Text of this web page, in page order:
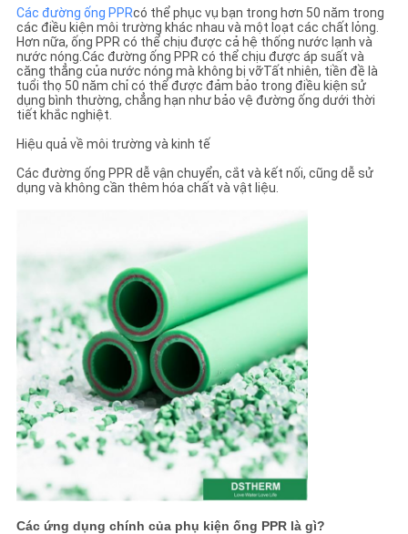
Các đường ống PPRcó thể phục vụ bạn trong hơn 50 năm trong
các điều kiện môi trường khác nhau và một loạt các chất lỏng.
Hơn nữa, ống PPR có thể chịu được cả hệ thống nước lạnh và
nước nóng.Các đường ống PPR có thể chịu được áp suất và
căng thẳng của nước nóng mà không bị vỡTất nhiên, tiền đề là
tuổi thọ 50 năm chỉ có thể được đảm bảo trong điều kiện sử
dụng bình thường, chẳng hạn như bảo vệ đường ống dưới thời
tiết khắc nghiệt.
Hiệu quả về môi trường và kinh tế
Các đường ống PPR dễ vận chuyển, cắt và kết nối, cũng dễ sử
dụng và không cần thêm hóa chất và vật liệu.
Các ứng dụng chính của phụ kiện ống PPR là gì?